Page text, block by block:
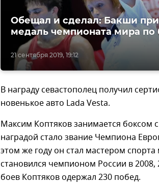
21 сентября 2019, 19:12
Обещал и сделал: Бакши
медаль чемпионата мира по
В награду севастополец получил
новенькое авто Lada Vesta.
Максим Коптяков занимается боксом
наградой стало звание Чемпиона
этом же году он стал мастером
становился чемпионом России в 2008,
боев Коптяков одержал 230 побед.